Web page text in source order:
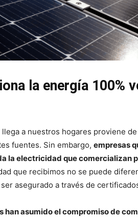
la energía 100%
a nuestros hogares proviene
fuentes. Sin embargo, empresas
la electricidad que comercializan
que recibimos no se puede
asegurado a través de
han asumido el compromiso de